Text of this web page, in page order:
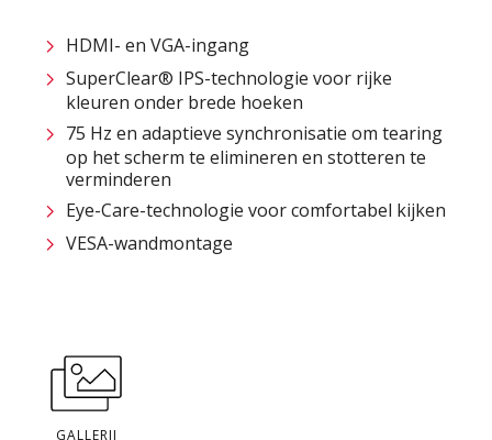
HDMI- en VGA-ingang
SuperClear® IPS-technologie voor rijke
kleuren onder brede hoeken
75 Hz en adaptieve synchronisatie om tearing
op het scherm te elimineren en stotteren te
verminderen
Eye-Care-technologie voor comfortabel kijken
VESA-wandmontage
GALLERIJ